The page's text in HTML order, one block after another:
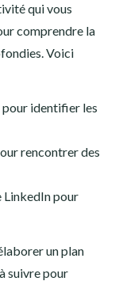
qui vous
comprendre la
Voici
pour identifier les
rencontrer des
LinkedIn pour
un plan
suivre pour